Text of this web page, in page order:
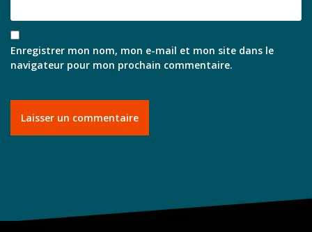
Enregistrer mon nom, mon e-mail et mon site dans le
navigateur pour mon prochain commentaire.